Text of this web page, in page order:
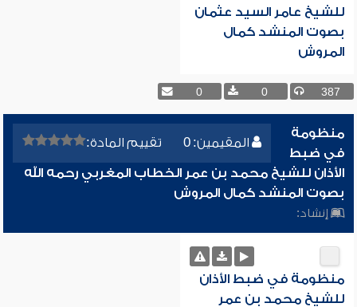
للشيخ عامر السيد عثمان
بصوت المنشد كمال
المروش
387
0
0
المقيمين: 0 تقييم المادة:
منظومة
في ضبط
الأذان للشيخ محمد بن عمر الخطاب المغربي رحمه الله
بصوت المنشد كمال المروش
إنشاد:
منظومة في ضبط الأذان
للشيخ محمد بن عمر